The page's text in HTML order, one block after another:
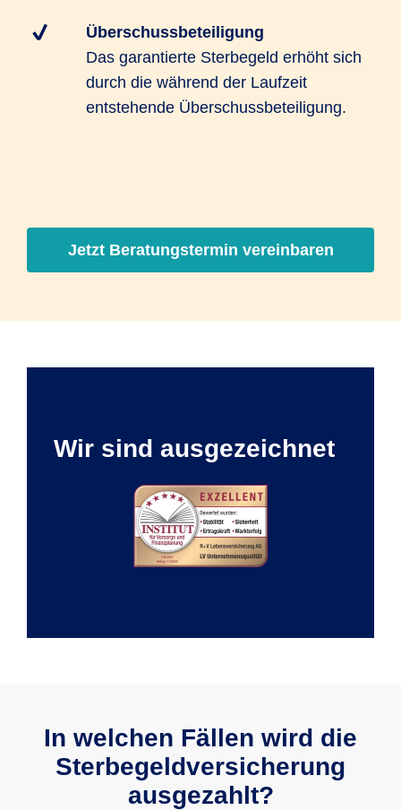
Überschussbeteiligung
Das garantierte Sterbegeld erhöht sich
durch die während der Laufzeit
entstehende Überschussbeteiligung.
Jetzt Beratungstermin vereinbaren
Wir sind ausgezeichnet
In welchen Fällen wird die
Sterbegeldversicherung
ausgezahlt?